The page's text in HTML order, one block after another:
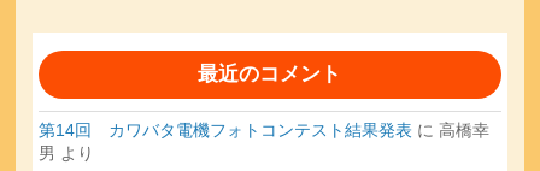
最近のコメント
第14回 カワバタ電機フォトコンテスト結果発表 に高橋幸
男 より